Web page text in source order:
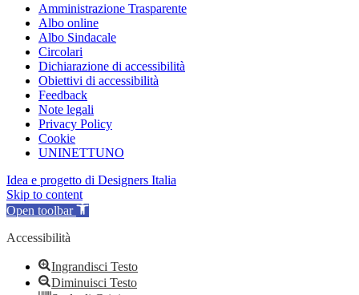
Amministrazione Trasparente
Albo online
Albo Sindacale
Circolari
Dichiarazione di accessibilità
Obiettivi di accessibilità
Feedback
Note legali
Privacy Policy
Cookie
UNINETTUNO
Idea e progetto di Designers Italia
Skip to content
Open toolbar
Accessibilità
Ingrandisci Testo
Diminuisci Testo